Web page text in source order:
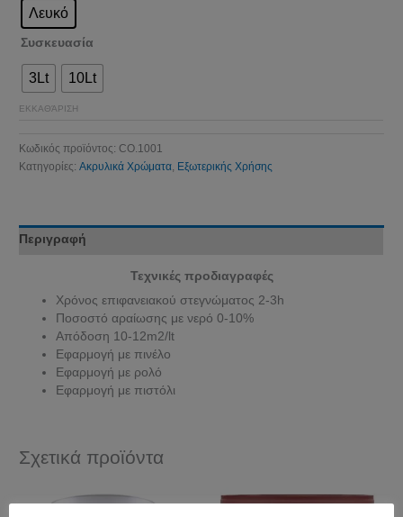
Λευκό
Συσκευασία
3Lt 10Lt
ΕΚΚΑΘΆΡΙΣΗ
Κωδικός προϊόντος: CO.1001
Κατηγορίες:Ακρυλικά Χρώματα Εξωτερικής Χρήσης
Περιγραφή
Τεχνικές προδιαγραφές
Χρόνος επιφανειακού στεγνώματος 2-3h
Ποσοστό αραίωσης με νερό 0-10%
Απόδοση 10-12m2/lt
Εφαρμογή με πινέλο
Εφαρμογή με ρολό
Εφαρμογή με πιστόλι
Σχετικά προϊόντα